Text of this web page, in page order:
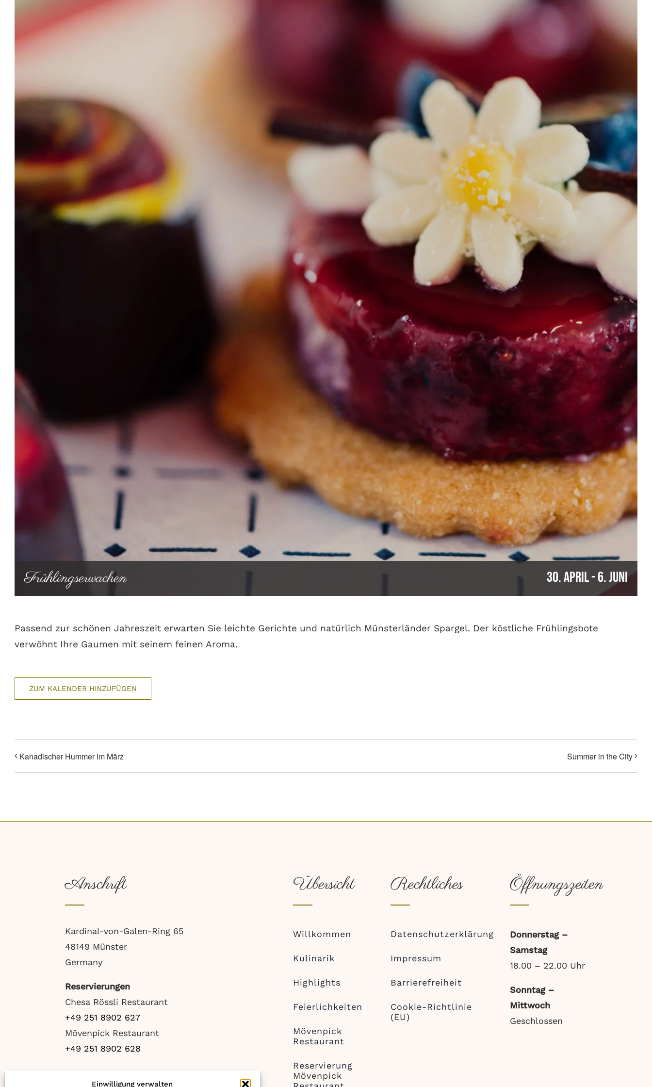
Einwilligung verwalten
RESERVIERUNG MÖVENPICK RESTAURANT
Frühlingserwachen 30. April-6. Juni
Passend zur schönen Jahreszeit erwarten Sie leichte Gerichte und natürlich Münsterländer Spargel. Der köstliche Frühlingsbote
verwöhnt Ihre Gaumen mit seinem feinen Aroma.
ZUM KALENDER HINZUFÜGEN
Kanadischer Hummer im März Summer in the City
Anschrift
Kardinal-von-Galen-Ring 65
48149 Münster
Germany
Reservierungen
Chesa Rössli Restaurant
+49 251 8902 627
Mövenpick Restaurant
+49 251 8902 628
Übersicht
Willkommen
Kulinarik
Highlights
Feierlichkeiten
Mövenpick
Restaurant
Reservierung
Mövenpick
Rechtliches
Datenschutzerklärung
Impressum
Barrierefreiheit
Cookie-Richtlinie
(EU)
Öffnungszeiten
Donnerstag –
Samstag
18.00 – 22.00 Uhr
Sonntag –
Mittwoch
Geschlossen